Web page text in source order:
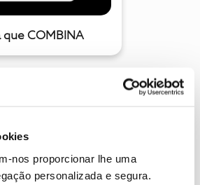
nos proporcionar lhe uma
personalizada e segura.
que COMBINA